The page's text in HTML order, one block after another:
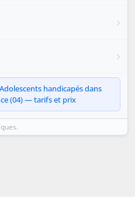
handicapés dans
(04) — tarifs et prix